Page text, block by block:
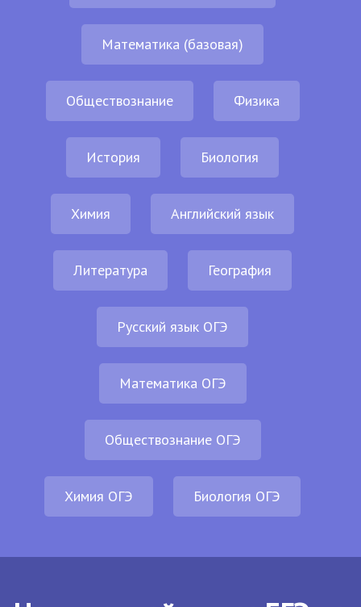
Математика (базовая)
Обществознание Физика
История Биология
Химия Английский язык
Литература География
Русский язык ОГЭ
Математика ОГЭ
Обществознание ОГЭ
Химия ОГЭ Биология ОГЭ